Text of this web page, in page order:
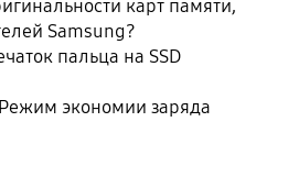
карт памяти,
Samsung?
пальца на SSD
экономии заряда